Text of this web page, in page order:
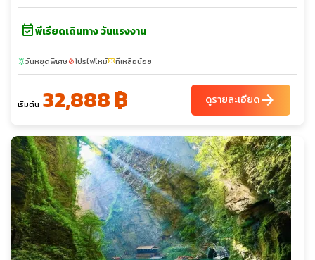
event_availableพีเรียดเดินทาง วันแรงงาน
sunnyวันหยุดพิเศษlocal_fire_departmentโปรไฟไหม้confirmation_numberที่เหลือน้อย
เริ่มต้น 32,888 ฿ ดูรายละเอียดarrow_forward